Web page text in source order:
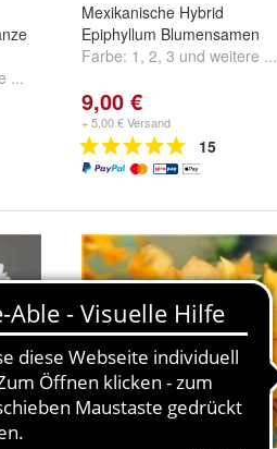
...
Mexikanische Hybrid
Epiphyllum Blumensamen
Farbe: 1 , 2, 3 und weitere ...
9,00 €
+ 5,00 € Versand
15